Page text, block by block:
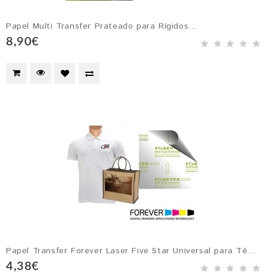
Papel Multi Transfer Prateado para Rígidos...
8,90€
Papel Transfer Forever Laser Five Star Universal para Têxteis Brancos ...
4,38€